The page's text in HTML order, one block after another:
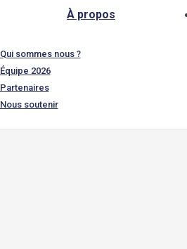
À propos
Qui sommes nous ?
Équipe 2026
Partenaires
Nous soutenir